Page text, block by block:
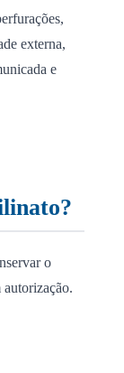
externa,
e
o